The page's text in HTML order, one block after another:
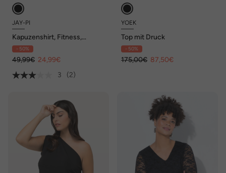
JAY-PI
Kapuzenshirt, Fitness,
QuickDry
- 50%
49,99€ 24,99€
3
(2)
YOEK
Top mit Druck
- 50%
175,00€ 87,50€